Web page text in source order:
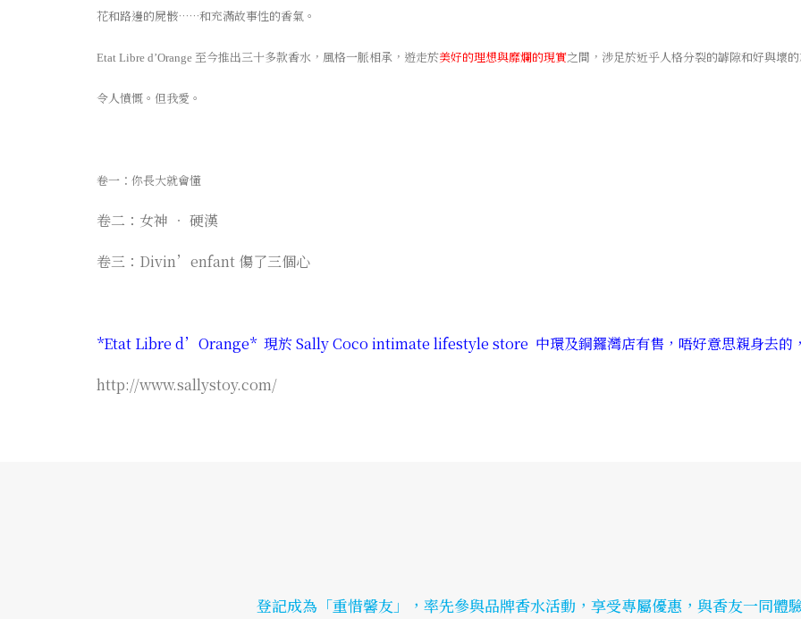
花和路邊的屍骸……和充滿故事性的香氣。
Etat Libre d’Orange 至今推出三十多款香水，風格一脈相承，遊走於美好的理想與靡爛的現實之間，涉足於近乎人格分裂的罅隙和好與壞
令人憤慨。但我愛。
卷一： 你長大就會懂
卷二： 女神 ‧ 硬漢
卷三： Divin’enfant 傷了三個心
*Etat Libre d’Orange* 現於 Sally Coco intimate lifestyle store 中環及銅鑼灣店有售，唔好意思親身去的
http://www.sallystoy.com/
登記成為「重惜馨友」，率先參與品牌香水活動，享受專屬優惠，與香友一同體